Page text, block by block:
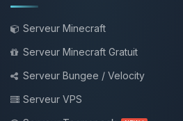
Serveur Minecraft
Serveur Minecraft Gratuit
Serveur Bungee / Velocity
Serveur VPS